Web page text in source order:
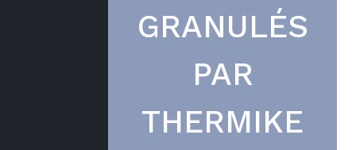
GRANULÉS
PAR
THERMIKE